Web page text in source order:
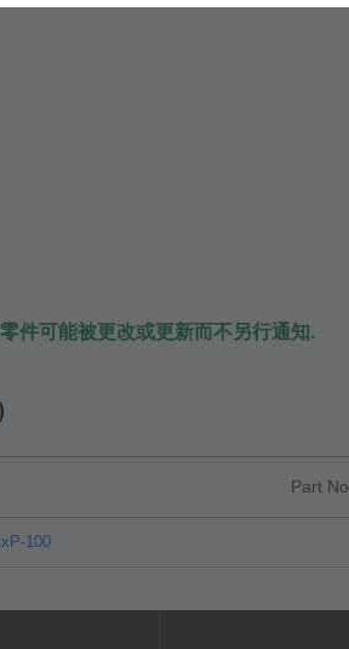
件可能被更改或更新而不另行通知.
Part No.
100